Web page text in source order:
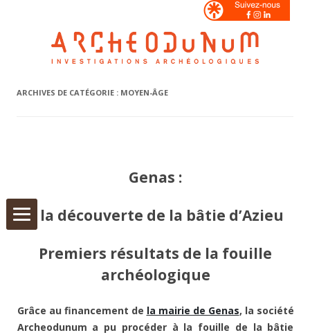
Aller
au
ARCHIVES DE CATÉGORIE : MOYEN-ÂGE
Genas :
À la découverte de la bâtie d’Azieu
Premiers résultats de la fouille
archéologique
Grâce au financement de la mairie de Genas, la société
Archeodunum a pu procéder à la fouille de la bâtie